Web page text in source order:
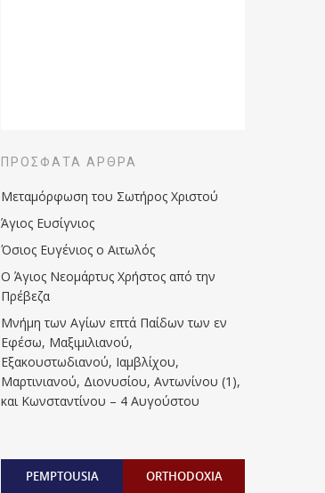
ΠΡΌΣΦΑΤΑ ΆΡΘΡΑ
Μεταμόρφωση του Σωτήρος Χριστού
Άγιος Ευσίγνιος
Όσιος Ευγένιος ο Αιτωλός
Ο Άγιος Νεομάρτυς Χρήστος από την
Πρέβεζα
Μνήμη των Aγίων επτά Παίδων των εν
Eφέσω, Mαξιμιλιανού,
Eξακουστωδιανού, Iαμβλίχου,
Mαρτινιανού, Διονυσίου, Aντωνίνου (1),
και Kωνσταντίνου – 4 Αυγούστου
PEMPTOUSIA ORTHODOXIA